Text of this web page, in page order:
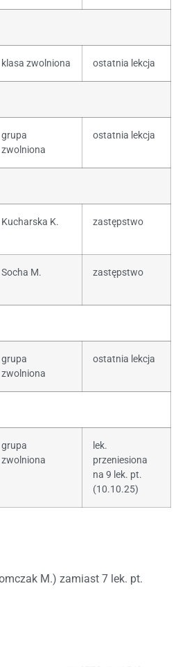
klasa zwolniona ostatnia lekcja
grupa
zwolniona
ostatnia lekcja
Kucharska K. zastępstwo
Socha M. zastępstwo
grupa
zwolniona
ostatnia lekcja
grupa
zwolniona
lek.
przeniesiona
na 9 lek. pt.
(10.10.25)
M.) zamiast 7 lek. pt.